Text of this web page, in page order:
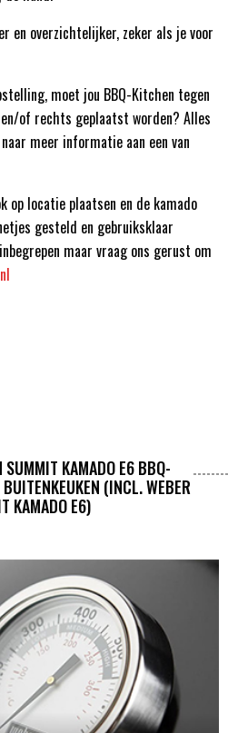
en overzichtelijker, zeker als je voor
moet jou BBQ-Kitchen tegen
of rechts geplaatst worden? Alles
meer informatie aan een van
op locatie plaatsen en de kamado
gesteld en gebruiksklaar
maar vraag ons gerust om
SUMMIT KAMADO E6 BBQ-
(INCL. WEBER
KAMADO E6)